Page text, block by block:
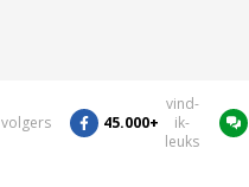
volgers 45.000+
vind-
ik-
leuks